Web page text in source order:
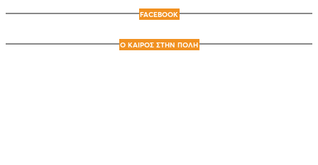
FACEBOOK
Ο ΚΑΙΡΟΣ ΣΤΗΝ ΠΟΛΗ